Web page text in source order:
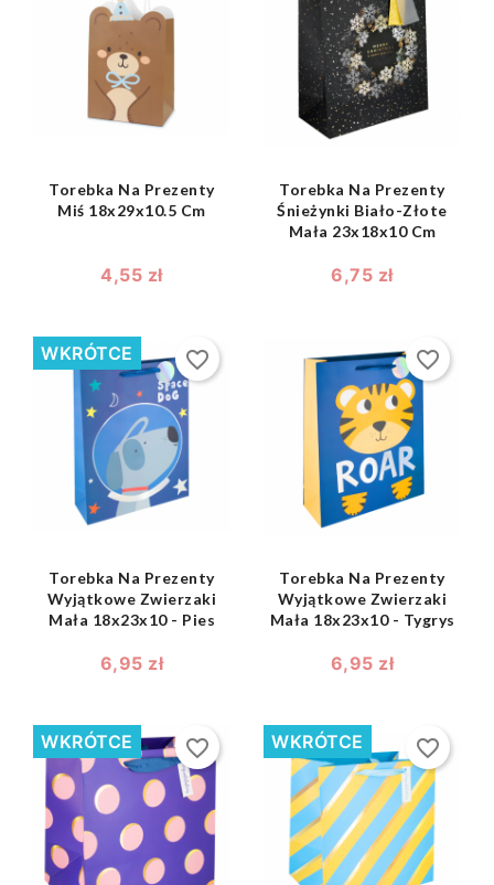
shopping_bag
Torebka Na Prezenty
Miś 18x29x10.5 Cm
4,55 zł
shopping_bag 
Torebka Na Prezenty
Śnieżynki Biało-Złote
Mała 23x18x10 Cm
6,75 zł
shopping_bag 
Torebka Na Prezenty
Wyjątkowe Zwierzaki
Mała 18x23x10 - Pies
6,95 zł
WKRÓTCE favorite_border
shopping_bag 
Torebka Na Prezenty
Wyjątkowe Zwierzaki
Mała 18x23x10 - Tygrys
6,95 zł
favorite_border
shopping_bag 
WKRÓTCE favorite_border
shopping_bag 
WKRÓTCE favorite_border